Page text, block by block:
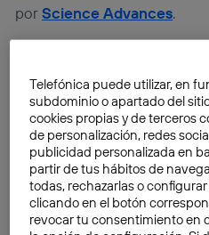
porScience Advances.
Telefónica puede utilizar, en
subdominio o apartado del
cookies propias y de terceros
de personalización, redes
publicidad personalizada en
partir de tus hábitos de
todas, rechazarlas o
clicando en el botón
revocar tu consentimiento en